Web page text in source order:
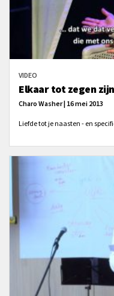
VIDEO
Elkaar tot zegen
Charo Washer | 16 mei 2013
Liefde tot je naasten - en